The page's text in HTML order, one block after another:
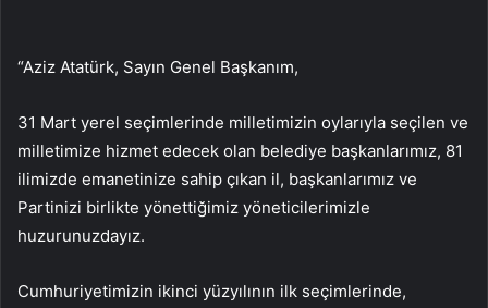
“Aziz Atatürk, Sayın Genel Başkanım,
31 Mart yerel seçimlerinde milletimizin oylarıyla seçilen ve
milletimize hizmet edecek olan belediye başkanlarımız, 81
ilimizde emanetinize sahip çıkan il, başkanlarımız ve
Partinizi birlikte yönettiğimiz yöneticilerimizle
huzurunuzdayız.
Cumhuriyetimizin ikinci yüzyılının ilk seçimlerinde,